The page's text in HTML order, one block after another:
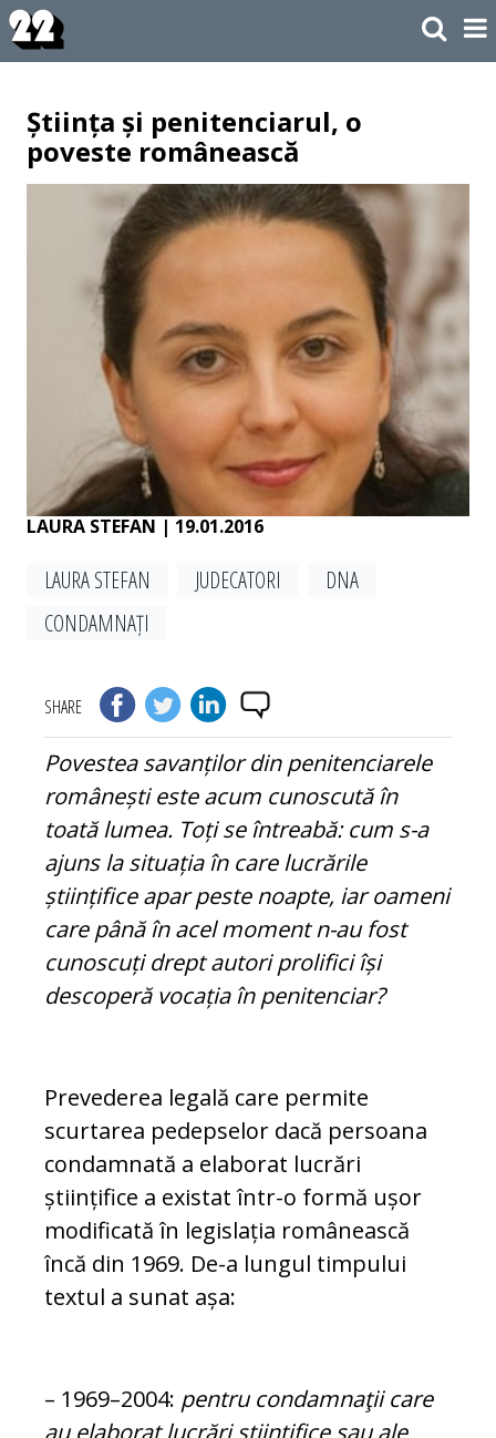
Știința și penitenciarul, o
poveste românească
LAURA STEFAN | 19.01.2016
LAURA STEFAN JUDECATORI
DNA
CONDAM­NAȚI
SHARE
Povestea savanților din penitenciarele
românești este acum cunoscută în
toată lumea. Toți se întreabă: cum s-a
ajuns la situația în care lucrările
științifice apar peste noapte, iar oameni
care până în acel moment n-au fost
cunoscuți drept autori prolifici își
descoperă vocația în penitenciar?
Prevederea legală care permite
scurtarea pedepselor dacă persoana
condamnată a elaborat lucrări
științifice a existat într-o formă ușor
modificată în legislația ro­mâ­nească
încă din 1969. De-a lungul timpului
textul a su­nat așa:
– 1969–2004: pentru con­damnaţii care